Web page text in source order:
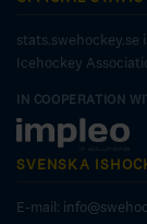
stats.swehockey.se
Icehockey
IN COOPERATION
SVENSKA
E-mail: